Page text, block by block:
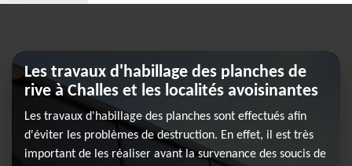
Les travaux d'habillage des planches de
rive à Challes et les localités avoisinantes
Les travaux d'habillage des planches sont effectués afin
d'éviter les problèmes de destruction. En effet, il est très
important de les réaliser avant la survenance des soucis de